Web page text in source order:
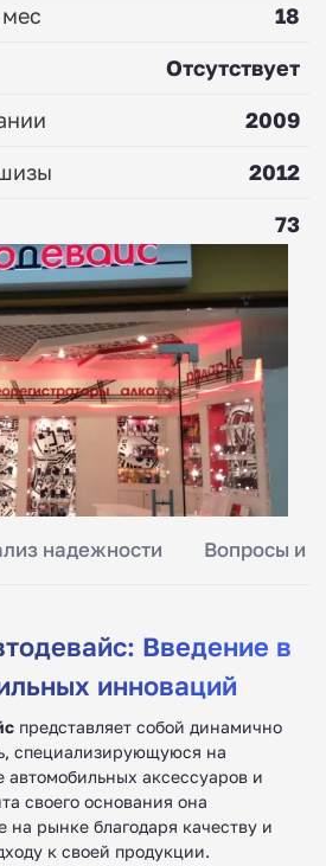
надежности Вопросы и
Введение в
инноваций
представляет собой динамично
специализирующуюся на
автомобильных аксессуаров и
своего основания она
на рынке благодаря качеству и
к своей продукции.
18
Отсутствует
2009
2012
73